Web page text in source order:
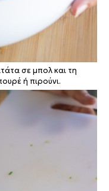
σε μπολ και τη
ή πιρούνι.